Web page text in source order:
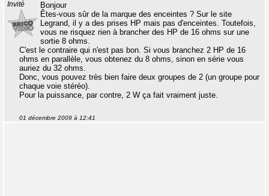
Invité
Bonjour
Êtes-vous sûr de la marque des enceintes ? Sur le site
Legrand, il y a des prises HP mais pas d'enceintes. Toutefois,
vous ne risquez rien à brancher des HP de 16 ohms sur une
sortie 8 ohms.
C'est le contraire qui n'est pas bon. Si vous branchez 2 HP de 16
ohms en parallèle, vous obtenez du 8 ohms, sinon en série vous
auriez du 32 ohms.
Donc, vous pouvez très bien faire deux groupes de 2 (un groupe pour
chaque voie stéréo).
Pour la puissance, par contre, 2 W ça fait vraiment juste.
01 décembre 2009 à 12:41